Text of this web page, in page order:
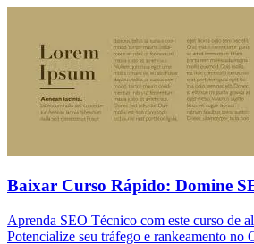
Baixar Curso Rápido: Domine
Aprenda SEO Técnico com este curso de
Potencialize seu tráfego e rankeamento no